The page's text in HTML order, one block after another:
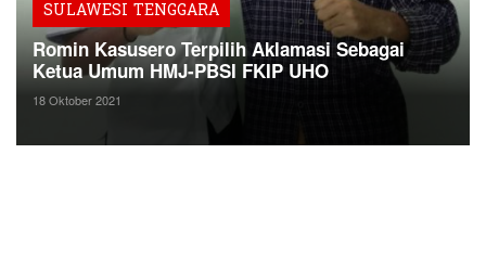
SULAWESI TENGGARA
Romin Kasusero Terpilih Aklamasi Sebagai
Ketua Umum HMJ-PBSI FKIP UHO
18 Oktober 2021